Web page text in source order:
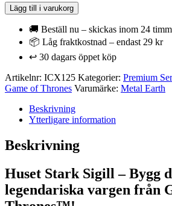
Metal
Earth
Premium
Series
Of
Thrones
mängd
Lägg till i varukorg
🚚 Beställ nu – skickas inom 24
📦 Låg fraktkostnad – endast 29 kr
↩️ 30 dagars öppet köp
Artikelnr: ICX125 Kategorier: Premium
Game of Thrones Varumärke: Metal Earth
Beskrivning
Ytterligare information
Beskrivning
Huset Stark Sigill – Bygg
legendariska vargen från